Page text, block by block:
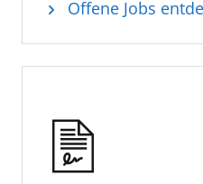
Offene Jobs